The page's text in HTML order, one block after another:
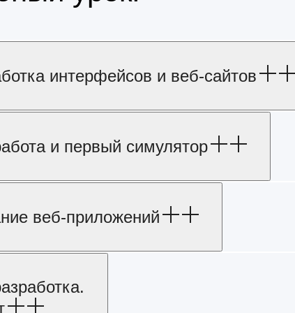
интерфейсов и веб-сайтов
и первый симулятор
веб-приложений